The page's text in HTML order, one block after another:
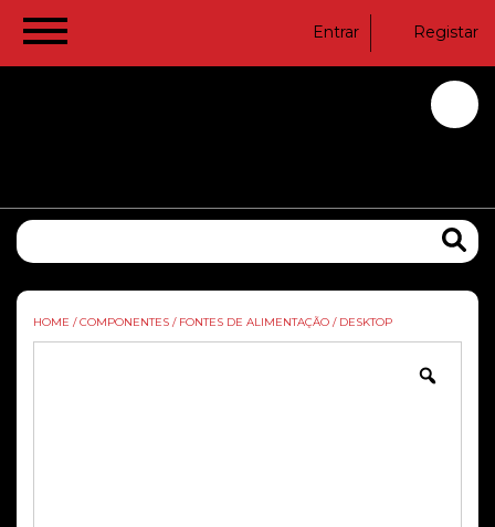
Entrar Registar
HOME / COMPONENTES / FONTES DE ALIMENTAÇÃO / DESKTOP